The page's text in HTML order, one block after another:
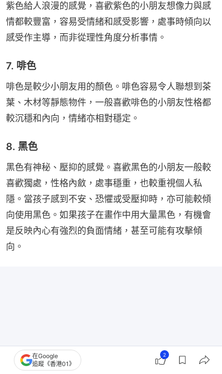
紫色給人浪漫的感覺，喜歡紫色的小朋友想像力與感
情都較豐富，容易受情緒和感受影響，處事時傾向以
感受作主導，而非從理性角度分析事情。
7. 啡色
啡色是較少小朋友用的顏色。啡色容易令人聯想到茶
葉、木材等靜態物件，一般喜歡啡色的小朋友性格都
較沉穩和內向，情緒亦相對穩定。
8. 黑色
黑色有神秘、壓抑的感覺。喜歡黑色的小朋友一般較
喜歡獨處，性格內斂，處事穩重，也較重視個人私
隱。當孩子感到不安、恐懼或受壓抑時，亦可能較傾
向使用黑色。如果孩子在畫作中用大量黑色，有機會
是反映內心有強烈的負面情緒，甚至可能有攻擊傾
向。
在Google
追蹤《香港01》
2